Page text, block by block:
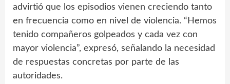
advirtió que los episodios vienen creciendo tanto
en frecuencia como en nivel de violencia. “Hemos
tenido compañeros golpeados y cada vez con
mayor violencia”, expresó, señalando la necesidad
de respuestas concretas por parte de las
autoridades.